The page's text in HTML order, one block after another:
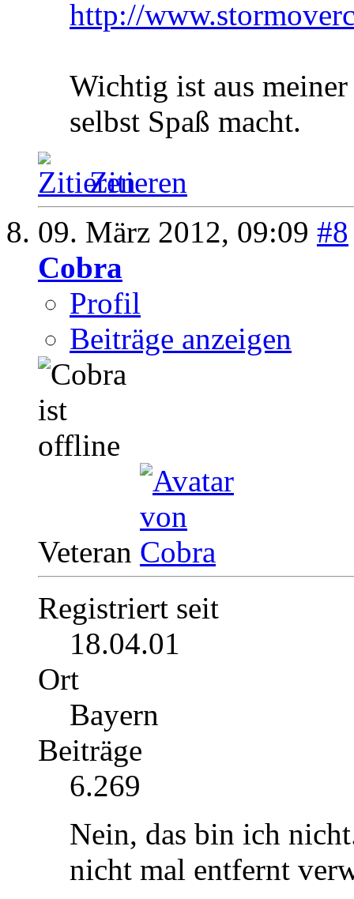
http://
Wichtig ist aus
selbst Spaß macht.
Zitieren
09. März 2012, 09:09 #8
Cobra
Profil
Beiträge anzeigen
Veteran
Registriert seit
18.04.01
Ort
Bayern
Beiträge
6.269
Nein, das bin ich
nicht mal entfernt